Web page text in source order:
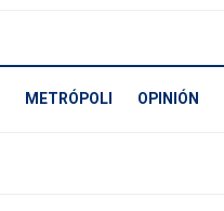
METRÓPOLI OPINIÓN